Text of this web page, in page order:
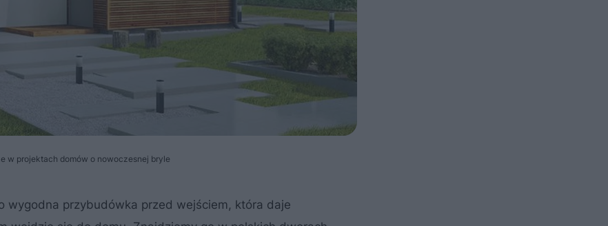
w projektach domów o nowoczesnej bryle
wygodna przybudówka przed wejściem, która daje